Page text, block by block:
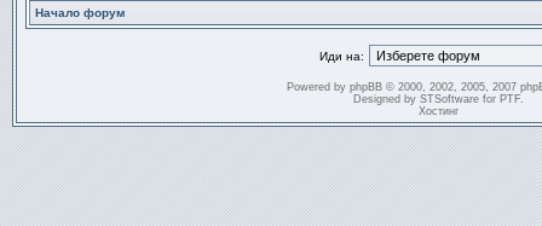
Начало форум
Иди на:
Powered by phpBB© 2000, 2002, 2005, 2007
Designed by STSoftwarefor PTF.
Хостинг